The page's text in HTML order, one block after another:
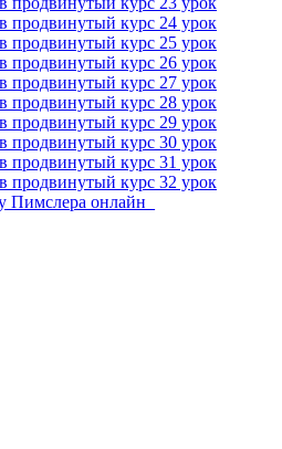
продвинутый курс 24 урок
продвинутый курс 25 урок
продвинутый курс 26 урок
продвинутый курс 27 урок
продвинутый курс 28 урок
продвинутый курс 29 урок
продвинутый курс 30 урок
продвинутый курс 31 урок
продвинутый курс 32 урок
Пимслера онлайн_